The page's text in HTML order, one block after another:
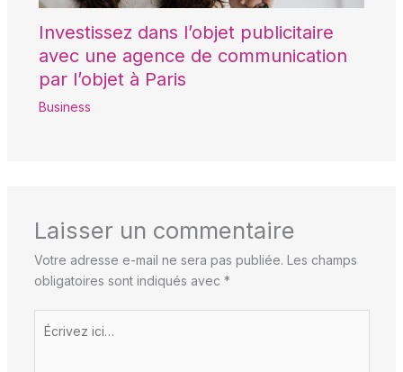
Investissez dans l’objet publicitaire
avec une agence de communication
par l’objet à Paris
Business
Laisser un commentaire
Votre adresse e-mail ne sera pas publiée. Les champs
obligatoires sont indiqués avec *
ici…